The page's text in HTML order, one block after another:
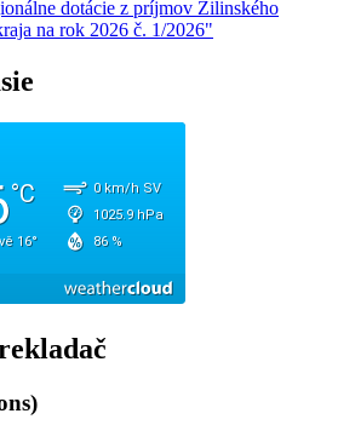
dotácie z príjmov Žilinského
na rok 2026 č. 1/2026"